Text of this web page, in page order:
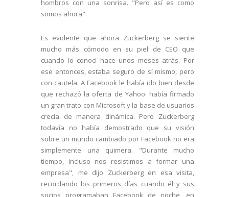
hombros con una sonrisa. "Pero así es como
somos ahora".
Es evidente que ahora Zuckerberg se siente
mucho más cómodo en su piel de CEO que
cuando lo conocí hace unos meses atrás. Por
ese entonces, estaba seguro de sí mismo, pero
con cautela. A Facebook le había ido bien desde
que rechazó la oferta de Yahoo: había firmado
un gran trato con Microsoft y la base de usuarios
crecía de manera dinámica. Pero Zuckerberg
todavía no había demostrado que su visión
sobre un mundo cambiado por Facebook no era
simplemente una quimera. "Durante mucho
tiempo, incluso nos resistimos a formar una
empresa", me dijo Zuckerberg en esa visita,
recordando los primeros días cuando él y sus
socios programaban Facebook de noche, en